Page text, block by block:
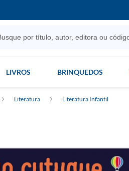
LIVROS BRINQUEDOS
Literatura Literatura Infantil